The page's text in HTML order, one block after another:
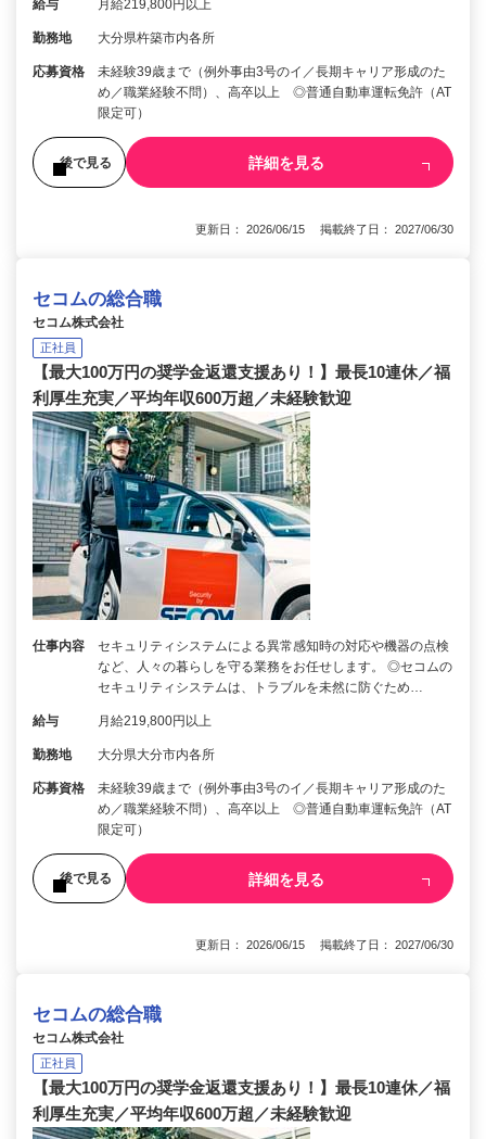
給与 月給219,800円以上
勤務地 大分県杵築市内各所
応募資格
未経験39歳まで（例外事由3号のイ／長期キャリア形成のた
め／職業経験不問）、高卒以上 ◎普通自動車運転免許（AT
限定可）
後で見る 詳細を見る
更新日： 2026/06/15 掲載終了日： 2027/06/30
セコムの総合職
セコム株式会社
正社員
【最大100万円の奨学金返還支援あり！】最長10連休／福
利厚生充実／平均年収600万超／未経験歓迎
仕事内容
セキュリティシステムによる異常感知時の対応や機器の点検
など、人々の暮らしを守る業務をお任せします。 ◎セコムの
セキュリティシステムは、トラブルを未然に防ぐため…
給与 月給219,800円以上
勤務地 大分県大分市内各所
応募資格
未経験39歳まで（例外事由3号のイ／長期キャリア形成のた
め／職業経験不問）、高卒以上 ◎普通自動車運転免許（AT
限定可）
後で見る 詳細を見る
更新日： 2026/06/15 掲載終了日： 2027/06/30
セコムの総合職
セコム株式会社
正社員
【最大100万円の奨学金返還支援あり！】最長10連休／福
利厚生充実／平均年収600万超／未経験歓迎